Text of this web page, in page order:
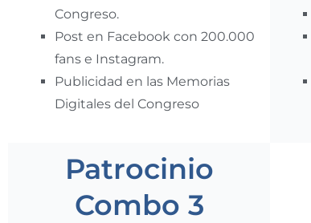
Congreso.
Post en Facebook con 200.000
fans e Instagram.
Publicidad en las Memorias
Digitales del Congreso
Patrocinio
Combo 3